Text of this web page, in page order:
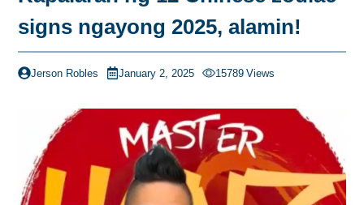
signs ngayong 2025, alamin!
Jerson Robles January 2, 2025 15789 Views